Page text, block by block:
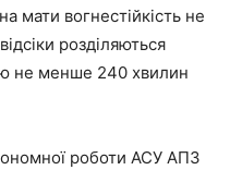
мати вогнестійкість не
розділяються
не менше 240 хвилин
роботи АСУ АПЗ